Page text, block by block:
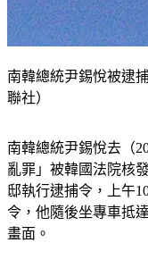
南韓總統尹錫悅被逮
聯社）
南韓總統尹錫悅去（
亂罪」被韓國法院核
邸執行逮捕令，上午
令，他隨後坐專車抵
畫面。